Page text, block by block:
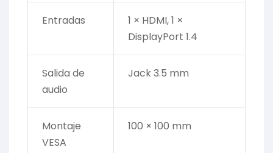
Entradas
1 × HDMI, 1 ×
DisplayPort 1.4
Salida de
audio
Jack 3.5 mm
Montaje
VESA
100 × 100 mm